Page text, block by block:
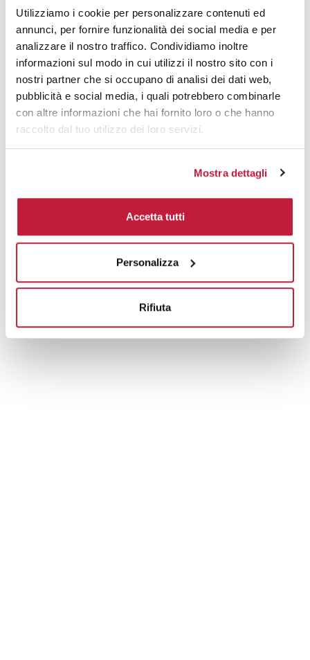
Utilizziamo i cookie per personalizzare contenuti ed
annunci, per fornire funzionalità dei social media e per
analizzare il nostro traffico. Condividiamo inoltre
informazioni sul modo in cui utilizzi il nostro sito con i
nostri partner che si occupano di analisi dei dati web,
pubblicità e social media, i quali potrebbero combinarle
con altre informazioni che hai fornito loro o che hanno
raccolto dal tuo utilizzo dei loro servizi.
Mostra dettagli
Accetta tutti
Personalizza
Rifiuta
Potrebbe interessarti anche